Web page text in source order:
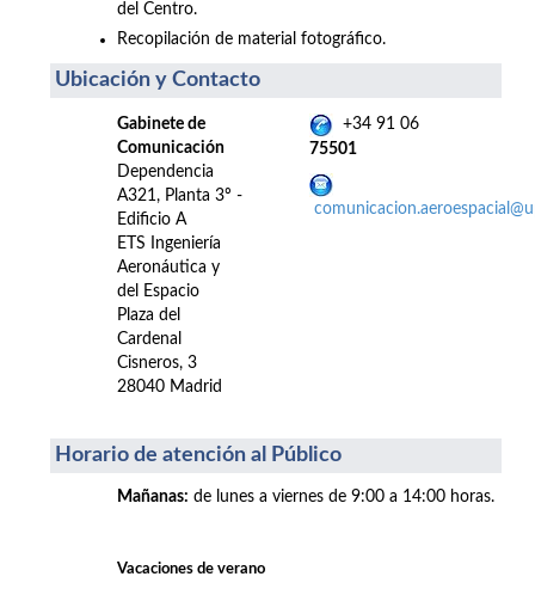
del Centro.
Recopilación de material fotográfico.
Ubicación y Contacto
Gabinete de
Comunicación
Dependencia
A321, Planta 3º -
Edificio A
ETS Ingeniería
Aeronáutica y
del Espacio
Plaza del
Cardenal
Cisneros, 3
28040 Madrid
+34 91 06
75501
Horario de atención al Público
Mañanas: de lunes a viernes de 9:00 a 14:00 horas.
Vacaciones de verano